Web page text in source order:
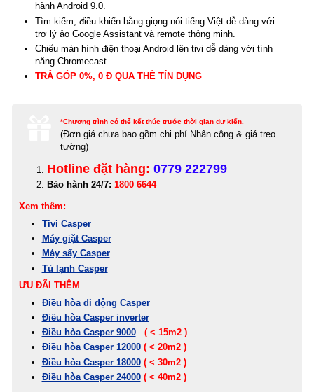
hành Android 9.0.
Tìm kiếm, điều khiển bằng giọng nói tiếng Việt dễ dàng với
trợ lý ảo Google Assistant và remote thông minh.
Chiếu màn hình điện thoại Android lên tivi dễ dàng với tính
năng Chromecast.
TRẢ GÓP 0%, 0 Đ QUA THẺ TÍN DỤNG
*Chương trình có thể kết thúc trước thời gian dự kiến.
(Đơn giá c hưa bao gồm chi phí Nhân công & giá treo
tường)
Hotline đặt hàng: 0779 222799
Bảo hành 24/7: 1800 6644
Xem thêm:
Tivi Casper
Máy giặt Casper
Máy sấy Casper
Tủ lạnh Casper
ƯU ĐÃI THÊM
Điều hòa di động Casper
Điều hòa Casper inverter
Điều hòa Casper 9000
( < 15m2 )
Điều hòa Casper 12000 ( < 20m2 )
Điều hòa Casper 18000 ( < 30m2 )
Điều hòa Casper 24000 ( < 40m2 )